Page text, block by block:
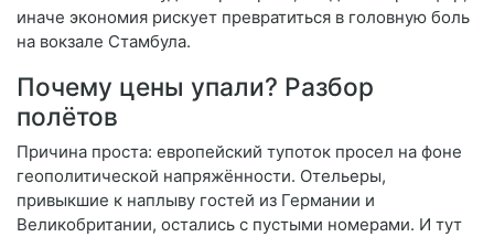
иначе экономия рискует превратиться в головную боль
на вокзале Стамбула.
Почему цены упали? Разбор
полётов
Причина проста: европейский тупоток просел на фоне
геополитической напряжённости. Отельеры,
привыкшие к наплыву гостей из Германии и
Великобритании, остались с пустыми номерами. И тут